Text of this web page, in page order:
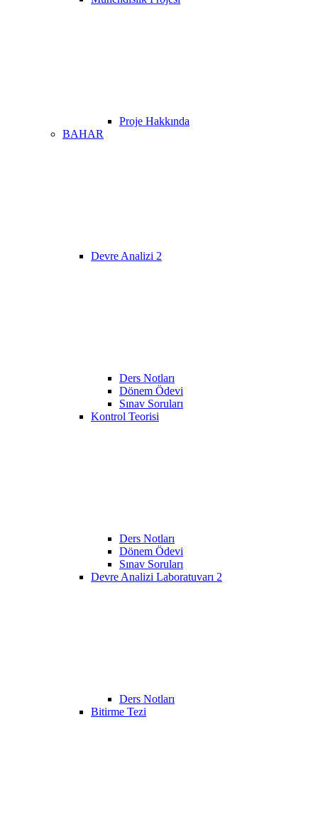
Proje Hakkında
BAHAR
Devre Analizi 2
Ders Notları
Dönem Ödevi
Sınav Soruları
Kontrol Teorisi
Ders Notları
Dönem Ödevi
Sınav Soruları
Devre Analizi Laboratuvarı 2
Ders Notları
Bitirme Tezi